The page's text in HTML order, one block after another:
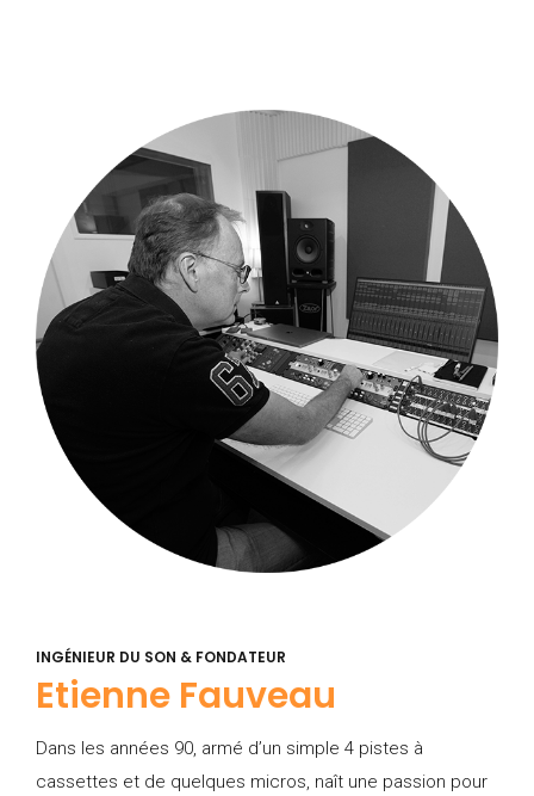
INGÉNIEUR DU SON & FONDATEUR
Etienne Fauveau
Dans les années 90, armé d’un simple 4 pistes à
cassettes et de quelques micros, naît une passion pour